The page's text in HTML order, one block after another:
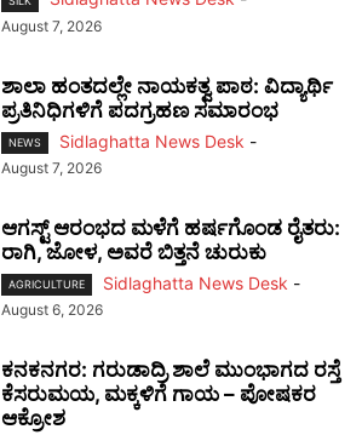
August 7, 2026
ಶಾಲಾ ಹಂತದಲ್ಲೇ ನಾಯಕತ್ವ ಪಾಠ: ವಿದ್ಯಾರ್ಥಿ
ಪ್ರತಿನಿಧಿಗಳಿಗೆ ಪದಗ್ರಹಣ ಸಮಾರಂಭ
NEWS Sidlaghatta News Desk -
August 7, 2026
ಆಗಸ್ಟ್ ಆರಂಭದ ಮಳೆಗೆ ಹರ್ಷಗೊಂಡ ರೈತರು:
ರಾಗಿ, ಜೋಳ, ಅವರೆ ಬಿತ್ತನೆ ಚುರುಕು
AGRICULTURE Sidlaghatta News Desk -
August 6, 2026
ಕನಕನಗರ: ಗರುಡಾದ್ರಿ ಶಾಲೆ ಮುಂಭಾಗದ ರಸ್ತೆ
ಕೆಸರುಮಯ, ಮಕ್ಕಳಿಗೆ ಗಾಯ – ಪೋಷಕರ
ಆಕ್ರೋಶ